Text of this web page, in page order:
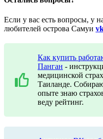
Если у вас есть вопросы, у
любителей острова Самуи
Как купить
Панган -
медицинской
Таиланде.
опыте знаю
веду рейтинг.